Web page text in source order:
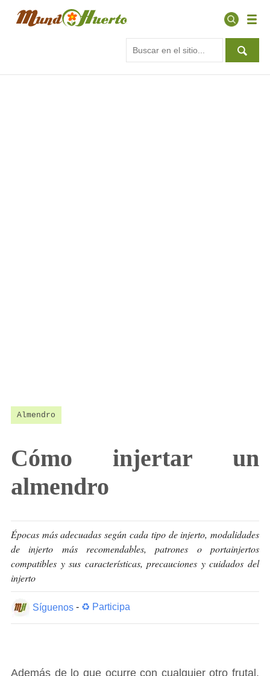
Almendro
Cómo injertar un
almendro
Épocas más adecuadas según cada tipo de injerto, modalidades
de injerto más recomendables, patrones o portainjertos
compatibles y sus características, precauciones y cuidados del
injerto
Síguenos- ♻ Participa
Además de lo que ocurre con cualquier otro frutal,